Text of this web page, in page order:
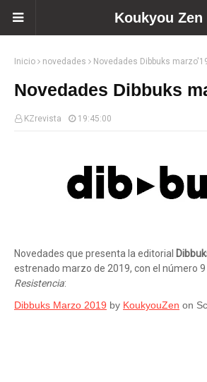
Koukyou Zen
Inicio novedades Novedades Dibbuks
Novedades Dibbuks
KZrevista 19:45:00
Novedades que presenta la editorial
estrenado marzo de 2019, con el número
Resistencia:
Dibbuks Marzo 2019 by KoukyouZen on